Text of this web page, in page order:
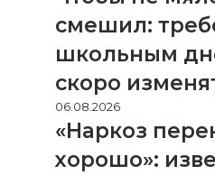
смешил:
школьным
скоро
06.08.2026
«Наркоз
хорошо»: